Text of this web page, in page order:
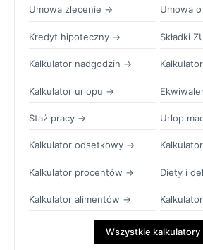
Umowa zlecenie → Umowa
Kredyt hipoteczny → Składki
Kalkulator nadgodzin →
Kalkulator urlopu →
Staż pracy → Urlop
Kalkulator odsetkowy →
Kalkulator procentów → Diety i
Kalkulator alimentów →
Wszystkie